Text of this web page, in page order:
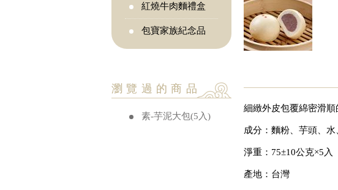
紅燒牛肉麵禮盒
包寶家族紀念品
瀏覽過的商品
素-芋泥大包(5入)
細緻外皮包覆綿密滑順
成分：麵粉、芋頭、
淨重：75±10公克×5入
產地：台灣